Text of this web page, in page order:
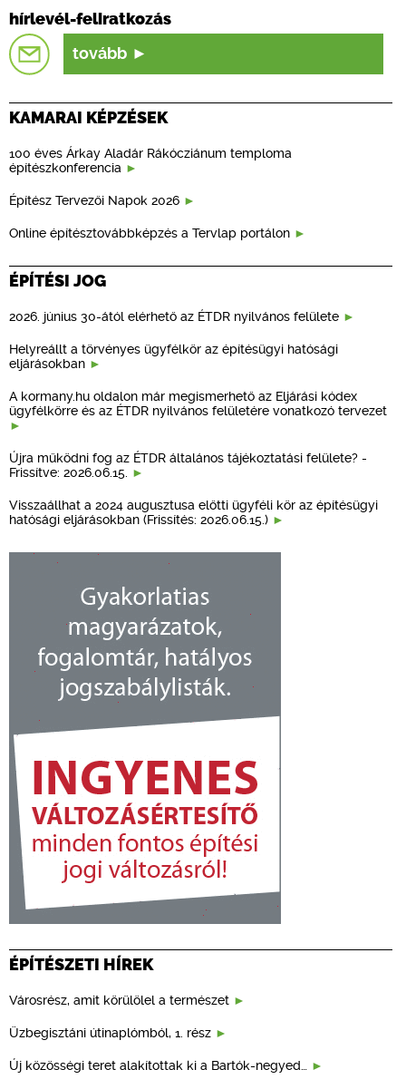
hírlevél-feliratkozás
tovább
KAMARAI KÉPZÉSEK
100 éves Árkay Aladár Rákócziánum temploma
építészkonferencia
Építész Tervezői Napok 2026
Online építésztovábbképzés a Tervlap portálon
ÉPÍTÉSI JOG
2026. június 30-ától elérhető az ÉTDR nyilvános felülete
Helyreállt a törvényes ügyfélkör az építésügyi hatósági
eljárásokban
A kormany.hu oldalon már megismerhető az Eljárási kódex
ügyfélkörre és az ÉTDR nyilvános felületére vonatkozó tervezet
Újra működni fog az ÉTDR általános tájékoztatási felülete? -
Frissítve: 2026.06.15.
Visszaállhat a 2024 augusztusa előtti ügyféli kör az építésügyi
hatósági eljárásokban (Frissítés: 2026.06.15.)
ÉPÍTÉSZETI HÍREK
Városrész, amit körülölel a természet
Üzbegisztáni útinaplómból, 1. rész
Új közösségi teret alakítottak ki a Bartók-negyed…